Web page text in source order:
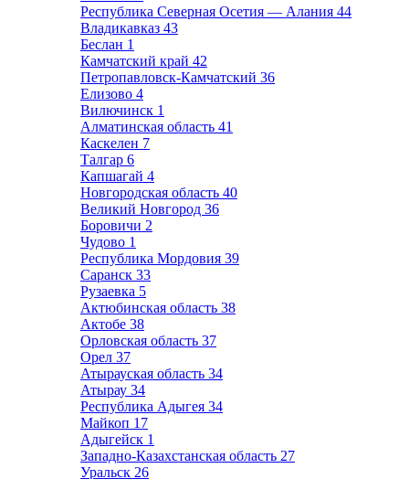
Республика Северная Осетия — Алания 44
Владикавказ 43
Беслан 1
Камчатский край 42
Петропавловск-Камчатский 36
Елизово 4
Вилючинск 1
Алматинская область 41
Каскелен 7
Талгар 6
Капшагай 4
Новгородская область 40
Великий Новгород 36
Боровичи 2
Чудово 1
Республика Мордовия 39
Саранск 33
Рузаевка 5
Актюбинская область 38
Актобе 38
Орловская область 37
Орел 37
Атырауская область 34
Атырау 34
Республика Адыгея 34
Майкоп 17
Адыгейск 1
Западно-Казахстанская область 27
Уральск 26